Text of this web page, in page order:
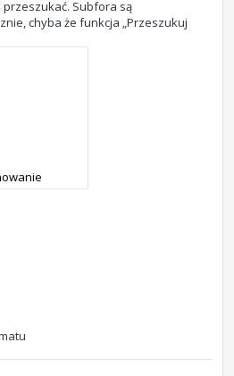
Subfora są
chyba że funkcja „Przeszukuj